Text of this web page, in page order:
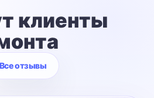
клиенты
Все отзывы